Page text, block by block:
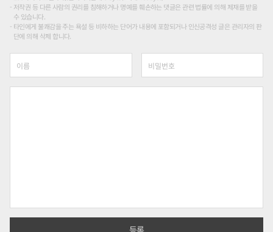
저작권 등 다른 사람의 권리를 침해하거나 명예를 훼손하는 댓글은 관련 법률에 의해 제재를 받을
수 있습니다.
타인에게 불쾌감을 주는 욕설 등 비하하는 단어가 내용에 포함되거나 인신공격성 글은 관리자의 판
단에 의해 삭제 합니다.